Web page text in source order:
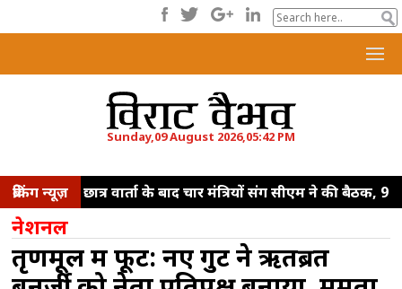
Sunday,09 August 2026,05:42 PM
ब्रेकिंग न्यूज़
छात्र वार्ता के बाद चार मंत्रियों संग सीएम ने की बैठक, 9
की संभावना
प्रयागराज में छात्रों से बोले राहुल गांधी,
रोजगार के सारे दरवाजे बंद
नई दिल्ली में पीएम मोदी
नेशनल
तृणमूल में फूट: नए गुट ने ऋतब्रत